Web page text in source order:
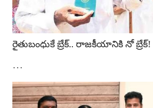
రైతుబంధుకే బ్రేక్‌.. రాజకీయానికి నో బ్రేక్‌!
…